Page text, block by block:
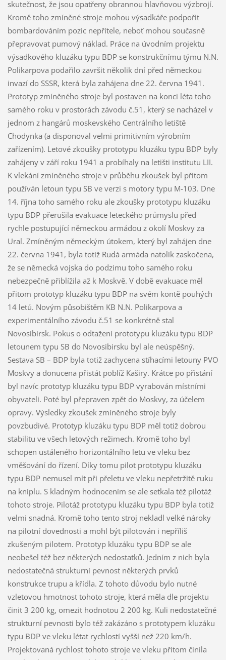
skutečnost, že jsou opatřeny obrannou hlavňovou výzbrojí.
Kromě toho zmíněné stroje mohou výsadkáře podpořit
bombardováním pozic nepřítele, neboť mohou současně
přepravovat pumový náklad. Práce na úvodním projektu
výsadkového kluzáku typu BDP se konstrukčnímu týmu N.N.
Polikarpova podařilo završit několik dní před německou
invazí do SSSR, která byla zahájena dne 22. června 1941.
Prototyp zmíněného stroje byl postaven na konci léta toho
samého roku v prostorách závodu č.51, který se nacházel v
jednom z hangárů moskevského Centrálního letiště
Chodynka (a disponoval velmi primitivním výrobním
zařízením). Letové zkoušky prototypu kluzáku typu BDP byly
zahájeny v září roku 1941 a probíhaly na letišti institutu LII.
K vlekání zmíněného stroje v průběhu zkoušek byl přitom
používán letoun typu SB ve verzi s motory typu M-103. Dne
14. října toho samého roku ale zkoušky prototypu kluzáku
typu BDP přerušila evakuace leteckého průmyslu před
rychle postupující německou armádou z okolí Moskvy za
Ural. Zmíněným německým útokem, který byl zahájen dne
22. června 1941, byla totiž Rudá armáda natolik zaskočena,
že se německá vojska do podzimu toho samého roku
nebezpečně přiblížila až k Moskvě. V době evakuace měl
přitom prototyp kluzáku typu BDP na svém kontě pouhých
14 letů. Novým působištěm KB N.N. Polikarpova a
experimentálního závodu č.51 se konkrétně stal
Novosibirsk. Pokus o odtažení prototypu kluzáku typu BDP
letounem typu SB do Novosibirsku byl ale neúspěšný.
Sestava SB – BDP byla totiž zachycena stíhacími letouny PVO
Moskvy a donucena přistát poblíž Kaširy. Krátce po přistání
byl navíc prototyp kluzáku typu BDP vyrabován místními
obyvateli. Poté byl přepraven zpět do Moskvy, za účelem
opravy. Výsledky zkoušek zmíněného stroje byly
povzbudivé. Prototyp kluzáku typu BDP měl totiž dobrou
stabilitu ve všech letových režimech. Kromě toho byl
schopen ustáleného horizontálního letu ve vleku bez
vměšování do řízení. Díky tomu pilot prototypu kluzáku
typu BDP nemusel mít při přeletu ve vleku nepřetržitě ruku
na kniplu. S kladným hodnocením se ale setkala též pilotáž
tohoto stroje. Pilotáž prototypu kluzáku typu BDP byla totiž
velmi snadná. Kromě toho tento stroj nekladl velké nároky
na pilotní dovednosti a mohl být pilotován i nepříliš
zkušeným pilotem. Prototyp kluzáku typu BDP se ale
neobešel též bez některých nedostatků. Jedním z nich byla
nedostatečná strukturní pevnost některých prvků
konstrukce trupu a křídla. Z tohoto důvodu bylo nutné
vzletovou hmotnost tohoto stroje, která měla dle projektu
činit 3 200 kg, omezit hodnotou 2 200 kg. Kuli nedostatečné
strukturní pevnosti bylo též zakázáno s prototypem kluzáku
typu BDP ve vleku létat rychlostí vyšší než 220 km/h.
Projektovaná rychlost tohoto stroje ve vleku přitom činila